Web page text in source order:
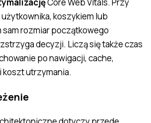
koszykiem lub
sam rozmiar początkowego
decyzji. Liczą się także czas
po nawigacji, cache,
utrzymania.